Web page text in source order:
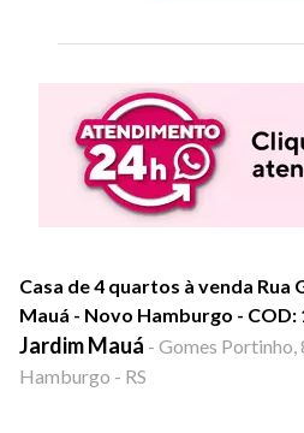
Casa de 4 quartos à venda Rua
Mauá - Novo Hamburgo - COD:
Jardim Mauá - Gomes
Hamburgo - RS